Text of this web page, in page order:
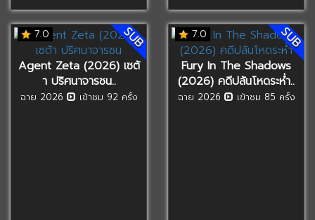
7.0 SUB
Agent Zeta (2026) เซต้
า ปริศนาจารชน..
ฉาย 2026 เข้าชม 92 ครั้ง
7.0 SUB
Fury In The Shadows
(2026) คดีปล้นโหดระห่ำ..
ฉาย 2026 เข้าชม 85 ครั้ง